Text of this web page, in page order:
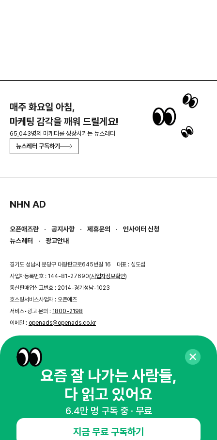
매주 화요일 아침,
마케팅 감각을 깨워 드릴게요!
65,043명의 마케터를 성장시키는 뉴스레터
뉴스레터 구독하기
NHN AD
오픈애즈란 공지사항 제휴문의
인사이터 신청
뉴스레터
광고안내
경기도 성남시 분당구 대왕판교로645번길 16
대표 : 심도섭
사업자등록번호 : 144-81-27690(사업자정보확인)
통신판매업신고번호 : 2014-경기성남-1023
호스팅서비스사업자 : 오픈애즈
서비스•광고 문의 : 1800-2198
이메일 : openads@openads.co.kr
이용약관개인정보처리방침
threadkakaotalk
© NHN AD. All rights reserved.
요즘 잘 나가는 사람들,
다 읽고 있어요
6.4만 명 구독 중 · 무료
지금 무료 구독하기